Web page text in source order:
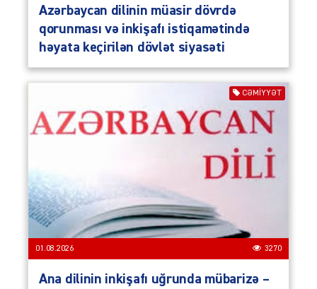
Azərbaycan dilinin müasir dövrdə
qorunması və inkişafı istiqamətində
həyata keçirilən dövlət siyasəti
CƏMIYYƏT
01.08.2026 3270
Ana dilinin inkişafı uğrunda mübarizə –